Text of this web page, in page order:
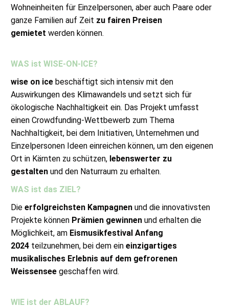
Wohneinheiten für Einzelpersonen, aber auch Paare oder
ganze Familien auf Zeit zu fairen Preisen
gemietet werden können.
WAS ist WISE-ON-ICE?
wise on ice beschäftigt sich intensiv mit den
Auswirkungen des Klimawandels und setzt sich für
ökologische Nachhaltigkeit ein. Das Projekt umfasst
einen Crowdfunding-Wettbewerb zum Thema
Nachhaltigkeit, bei dem Initiativen, Unternehmen und
Einzelpersonen Ideen einreichen können, um den eigenen
Ort in Kärnten zu schützen,lebenswerter zu
gestaltenund den Naturraum zu erhalten.
WAS ist das ZIEL?
Die erfolgreichsten Kampagnenund die innovativsten
Projekte können Prämien gewinnenund erhalten die
Möglichkeit, am Eismusikfestival Anfang
2024teilzunehmen, bei dem ein einzigartiges
musikalisches Erlebnis auf dem gefrorenen
Weissenseegeschaffen wird.
WIE ist der ABLAUF?